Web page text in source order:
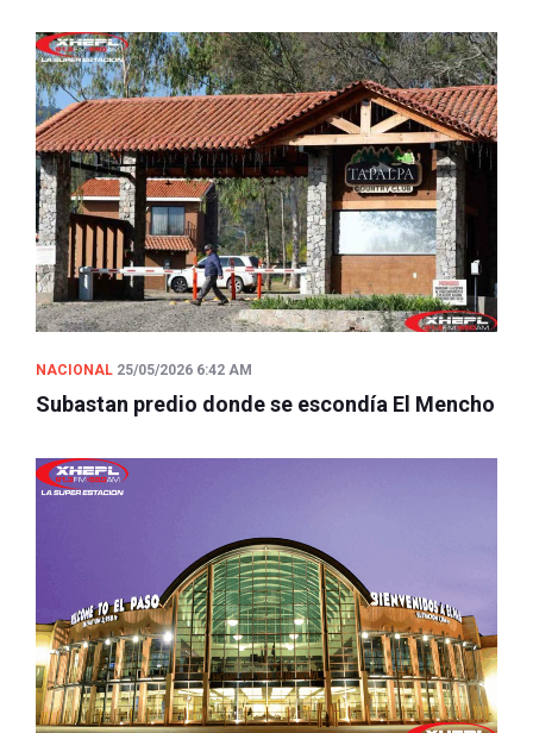
NACIONAL 25/05/2026 6:42 AM
Subastan predio donde se escondía El Mencho